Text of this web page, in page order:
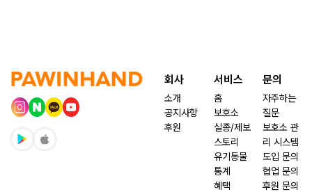
회사
소개
공지사항
후원
서비스
홈
보호소
실종/제보
스토리
유기동물
통계
혜택
문의
자주하는
질문
보호소 관
리 시스템
도입 문의
협업 문의
후원 문의